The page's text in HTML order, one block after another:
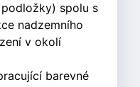
spolu s
nadzemního
v okolí
barevné